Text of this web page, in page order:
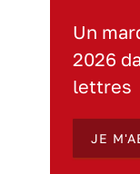
Un
2026
lettres
JE